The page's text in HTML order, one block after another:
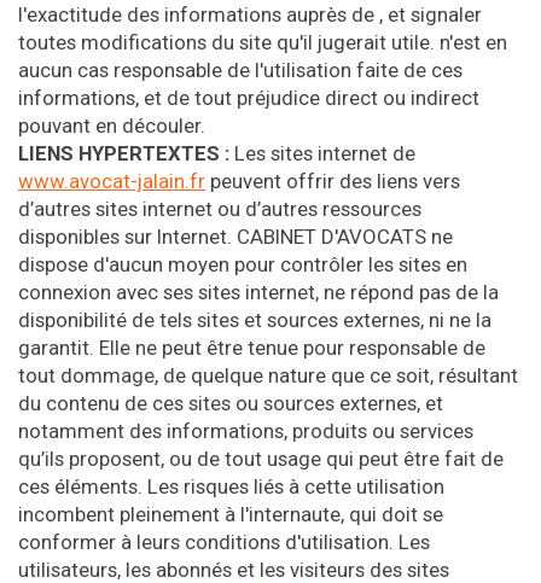
l'exactitude des informations auprès de , et signaler
toutes modifications du site qu'il jugerait utile. n'est en
aucun cas responsable de l'utilisation faite de ces
informations, et de tout préjudice direct ou indirect
pouvant en découler.
LIENS HYPERTEXTES : Les sites internet de
www.avocat-jalain.fr peuvent offrir des liens vers
d’autres sites internet ou d’autres ressources
disponibles sur Internet. CABINET D'AVOCATS ne
dispose d'aucun moyen pour contrôler les sites en
connexion avec ses sites internet, ne répond pas de la
disponibilité de tels sites et sources externes, ni ne la
garantit. Elle ne peut être tenue pour responsable de
tout dommage, de quelque nature que ce soit, résultant
du contenu de ces sites ou sources externes, et
notamment des informations, produits ou services
qu’ils proposent, ou de tout usage qui peut être fait de
ces éléments. Les risques liés à cette utilisation
incombent pleinement à l'internaute, qui doit se
conformer à leurs conditions d'utilisation. Les
utilisateurs, les abonnés et les visiteurs des sites